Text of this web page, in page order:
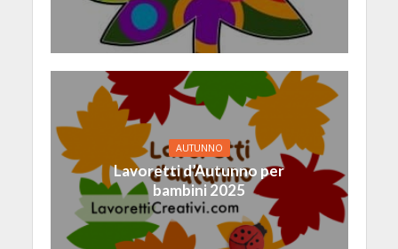
AUTUNNO
Lavoretti d’Autunno per
bambini 2025